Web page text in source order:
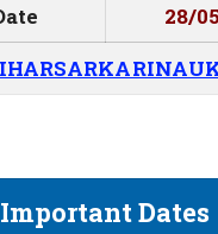
28/
Important Dates